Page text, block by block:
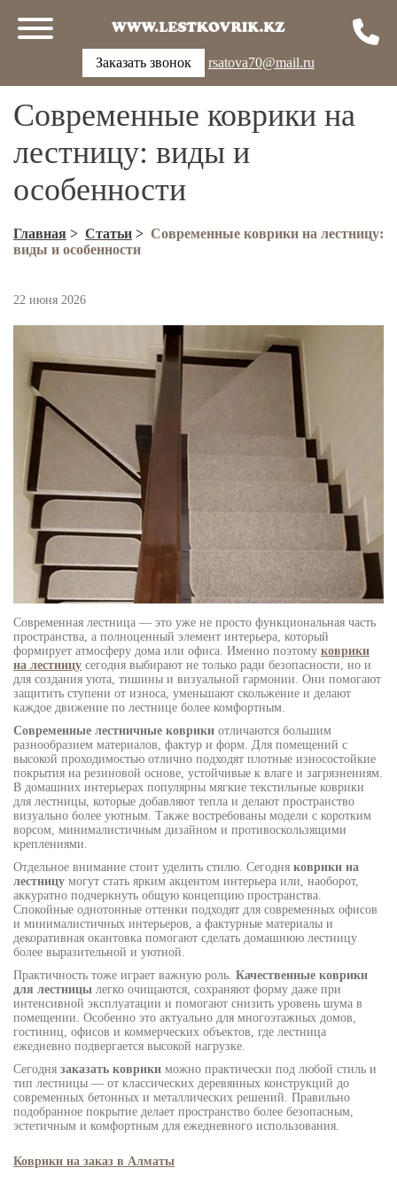
Заказать звонок rsatova70@mail.ru
Современные коврики на
лестницу: виды и
особенности
Главная > Статьи > Современные коврики на лестницу:
виды и особенности
22 июня 2026
Современная лестница — это уже не просто функциональная часть
пространства, а полноценный элемент интерьера, который
формирует атмосферу дома или офиса. Именно поэтому коврики
на лестницу сегодня выбирают не только ради безопасности, но и
для создания уюта, тишины и визуальной гармонии. Они помогают
защитить ступени от износа, уменьшают скольжение и делают
каждое движение по лестнице более комфортным.
Современные лестничные коврики отличаются большим
разнообразием материалов, фактур и форм. Для помещений с
высокой проходимостью отлично подходят плотные износостойкие
покрытия на резиновой основе, устойчивые к влаге и загрязнениям.
В домашних интерьерах популярны мягкие текстильные коврики
для лестницы, которые добавляют тепла и делают пространство
визуально более уютным. Также востребованы модели с коротким
ворсом, минималистичным дизайном и противоскользящими
креплениями.
Отдельное внимание стоит уделить стилю. Сегодня коврики на
лестницу могут стать ярким акцентом интерьера или, наоборот,
аккуратно подчеркнуть общую концепцию пространства.
Спокойные однотонные оттенки подходят для современных офисов
и минималистичных интерьеров, а фактурные материалы и
декоративная окантовка помогают сделать домашнюю лестницу
более выразительной и уютной.
Практичность тоже играет важную роль. Качественные коврики
для лестницы легко очищаются, сохраняют форму даже при
интенсивной эксплуатации и помогают снизить уровень шума в
помещении. Особенно это актуально для многоэтажных домов,
гостиниц, офисов и коммерческих объектов, где лестница
ежедневно подвергается высокой нагрузке.
Сегодня заказать коврики можно практически под любой стиль и
тип лестницы — от классических деревянных конструкций до
современных бетонных и металлических решений. Правильно
подобранное покрытие делает пространство более безопасным,
эстетичным и комфортным для ежедневного использования.
Коврики на заказ в Алматы